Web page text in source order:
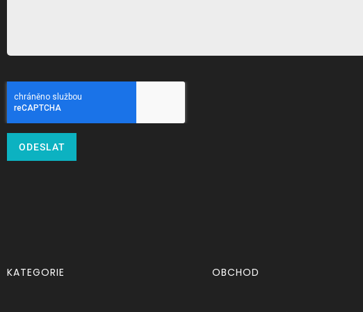
ODESLAT
KATEGORIE OBCHOD